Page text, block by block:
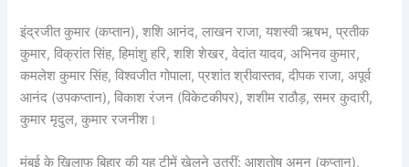
इंद्रजीत कुमार (कप्तान), शशि आनंद, लाखन राजा, यशस्वी ऋषभ, प्रतीक
कुमार, विक्रांत सिंह, हिमांशु हरि, शशि शेखर, वेदांत यादव, अभिनव कुमार,
कमलेश कुमार सिंह, विश्वजीत गोपाला, प्रशांत श्रीवास्तव, दीपक राजा, अपूर्व
आनंद (उपकप्तान), विकाश रंजन (विकेटकीपर), शशीम राठौड़, समर कुदारी,
कुमार मृदुल, कुमार रजनीश।
मुंबई के खिलाफ बिहार की यह टीमें खेलने उतरीं: आशुतोष अमन (कप्तान),